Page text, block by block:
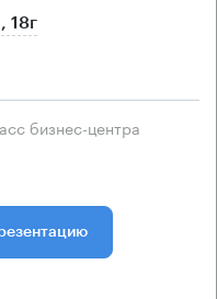
18г
бизнес-центра